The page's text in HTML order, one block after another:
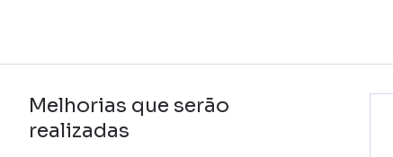
Melhorias que serão
realizadas